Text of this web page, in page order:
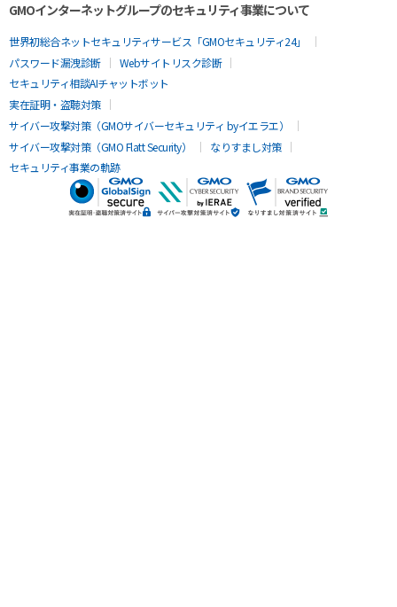
GMOインターネットグループのセキュリティ事業について
世界初総合ネットセキュリティサービス「GMOセキュリティ24」
パスワード漏洩診断
Webサイトリスク診断
セキュリティ相談AIチャットボット
実在証明・盗聴対策
サイバー攻撃対策（GMOサイバーセキュリティ byイエラエ）
サイバー攻撃対策（GMO Flatt Security）
なりすまし対策
セキュリティ事業の軌跡